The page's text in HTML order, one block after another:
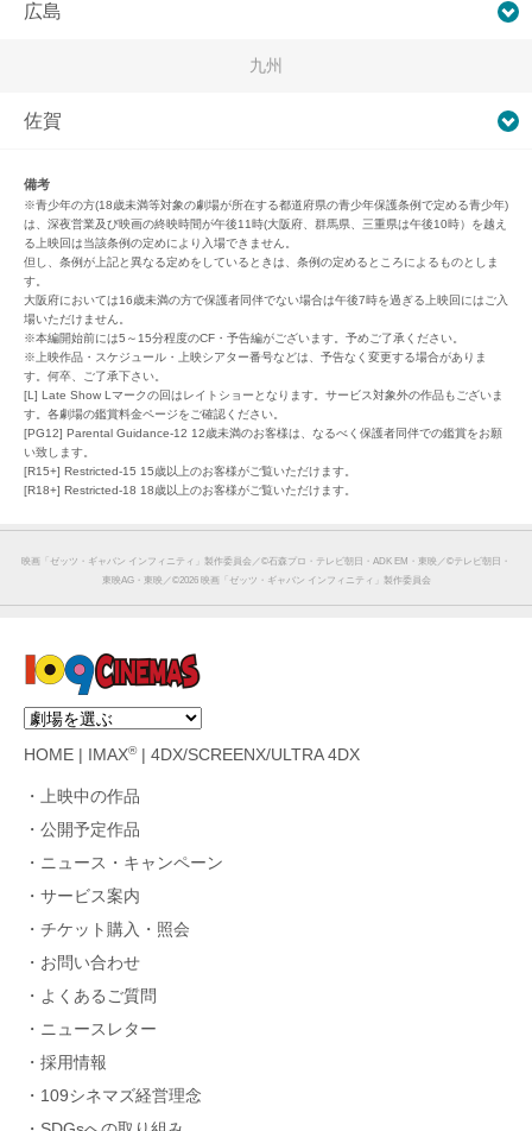
広島
九州
佐賀
備考
※青少年の方(18歳未満等対象の劇場が所在する都道府県の青少年保護条例で定める青少年)
は、深夜営業及び映画の終映時間が午後11時(大阪府、群馬県、三重県は午後10時）を越え
る上映回は当該条例の定めにより入場できません。
但し、条例が上記と異なる定めをしているときは、条例の定めるところによるものとしま
す。
大阪府においては16歳未満の方で保護者同伴でない場合は午後7時を過ぎる上映回にはご入
場いただけません。
※本編開始前には5～15分程度のCF・予告編がございます。予めご了承ください。
※上映作品・スケジュール・上映シアター番号などは、予告なく変更する場合がありま
す。何卒、ご了承下さい。
[L] Late Show Lマークの回はレイトショーとなります。サービス対象外の作品もございま
す。各劇場の鑑賞料金ページをご確認ください。
[PG12] Parental Guidance-12 12歳未満のお客様は、なるべく保護者同伴での鑑賞をお願
い致します。
[R15+] Restricted-15 15歳以上のお客様がご覧いただけます。
[R18+] Restricted-18 18歳以上のお客様がご覧いただけます。
映画「ゼッツ・ギャバン インフィニティ」製作委員会／©︎石森プロ・テレビ朝日・ADK EM・東映／©︎テレビ朝日・
東映AG・東映／©︎2026 映画「ゼッツ・ギャバン インフィニティ」製作委員会
HOME IMAX®| 4DX/SCREENX/ULTRA 4DX
上映中の作品
公開予定作品
ニュース・キャンペーン
サービス案内
チケット購入・照会
お問い合わせ
よくあるご質問
ニュースレター
採用情報
109シネマズ経営理念